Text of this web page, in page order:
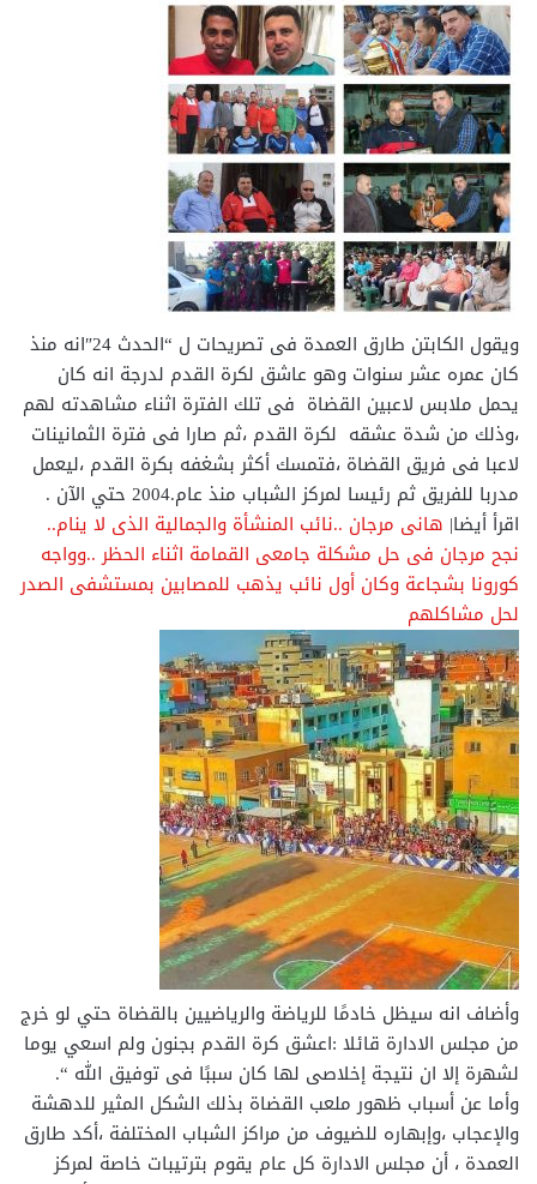
ويقول الكابتن طارق العمدة فى تصريحات ل “الحدث 24″انه منذ
كان عمره عشر سنوات وهو عاشق لكرة القدم لدرجة انه كان
يحمل ملابس لاعبين القضاة فى تلك الفترة اثناء مشاهدته لهم
،وذلك من شدة عشقه لكرة القدم ،ثم صارا فى فترة الثمانينات
لاعبا فى فريق القضاة ،فتمسك أكثر بشغفه بكرة القدم ،ليعمل
مدربا للفريق ثم رئيسا لمركز الشباب منذ عام.2004 حتي الآن .
اقرأ أيضا| هانى مرجان ..نائب المنشأة والجمالية الذى لا ينام..
نجح مرجان فى حل مشكلة جامعى القمامة اثناء الحظر ..وواجه
كورونا بشجاعة وكان أول نائب يذهب للمصابين بمستشفى الصدر
لحل مشاكلهم
وأضاف انه سيظل خادمًا للرياضة والرياضيين بالقضاة حتي لو خرج
من مجلس الادارة قائلا :اعشق كرة القدم بجنون ولم اسعي يوما
لشهرة إلا ان نتيجة إخلاصى لها كان سببًا فى توفيق الله “.
وأما عن أسباب ظهور ملعب القضاة بذلك الشكل المثير للدهشة
والإعجاب ،وإبهاره للضيوف من مراكز الشباب المختلفة ،أكد طارق
العمدة ، أن مجلس الادارة كل عام يقوم بترتيبات خاصة لمركز